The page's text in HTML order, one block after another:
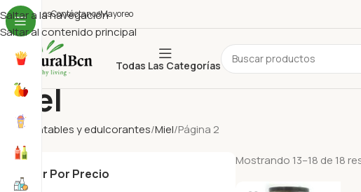
Saltar a la navegación
Saltar al contenido principal
SomosContáctanosMayoreo
Todas Las Categorías
Miel
Inicio Untables y edulcorantes Miel Página 2
Filtrar Por Precio
Mostrando 13–18 de 18